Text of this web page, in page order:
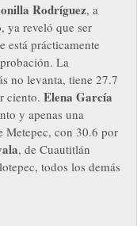
Rodríguez, a
, ya reveló que ser
está prácticamente
La
no levanta, tiene 27.7
ciento. Elena García
y apenas una
Metepec, con 30.6 por
, de Cuautitlán
todos los demás